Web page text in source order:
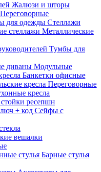
Жалюзи и шторы
Переговорные
для одежды Стеллажи
стеллажи Металлические
Тумбы для
диваны Модульные
Банкетки офисные
кресла Переговорные
кресла
ресепшн
+ код Сейфы с
вешалки
стулья Барные стулья